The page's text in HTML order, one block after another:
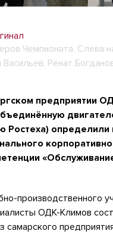
Чемпионата. Слева
Васильев, Ренат
предприятии
Ростеха)
производственного
ОДК-Климов
самарского